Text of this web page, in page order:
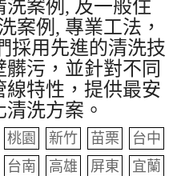
案例, 及一般住
案例, 專業工法，
採用先進的清洗技
污，並針對不同
特性，提供最安
洗方案。
桃園 新竹 苗栗
台中
台南 高雄 屏東
宜蘭